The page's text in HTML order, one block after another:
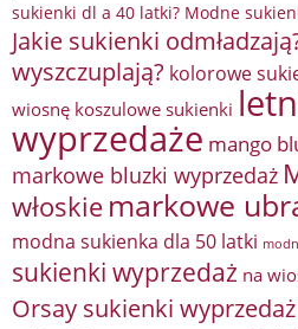
sukienki dl a 40 latki? Modne
Jakie sukienki
wyszczuplają? kolorowe
wiosnę koszulowe sukienki
wyprzedaże mango
markowe bluzki wyprzedaż
włoskie markowe
modna sukienka dla 50 latki
sukienki wyprzedaż na
Orsay sukienki wyprzedaż